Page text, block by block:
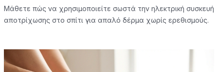
Μάθετε πώς να χρησιμοποιείτε σωστά την ηλεκτρική συσκευή
αποτρίχωσης στο σπίτι για απαλό δέρμα χωρίς ερεθισμούς.